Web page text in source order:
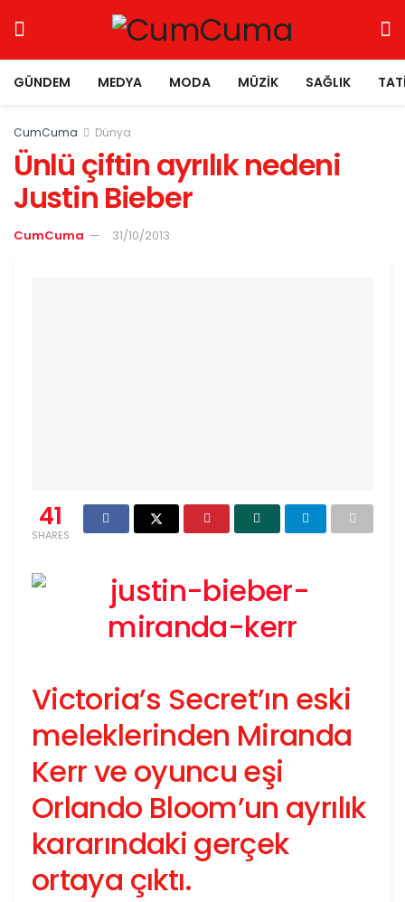
GÜNDEM MEDYA MODA MÜZIK SAĞLIK
CumCuma Dünya
Ünlü çiftin ayrılık nedeni
Justin Bieber
CumCuma 31/10/2013
41
SHARES
Victoria’s Secret’ın eski
meleklerinden Miranda
Kerr ve oyuncu eşi
Orlando Bloom’un ayrılık
kararındaki gerçek
ortaya çıktı.